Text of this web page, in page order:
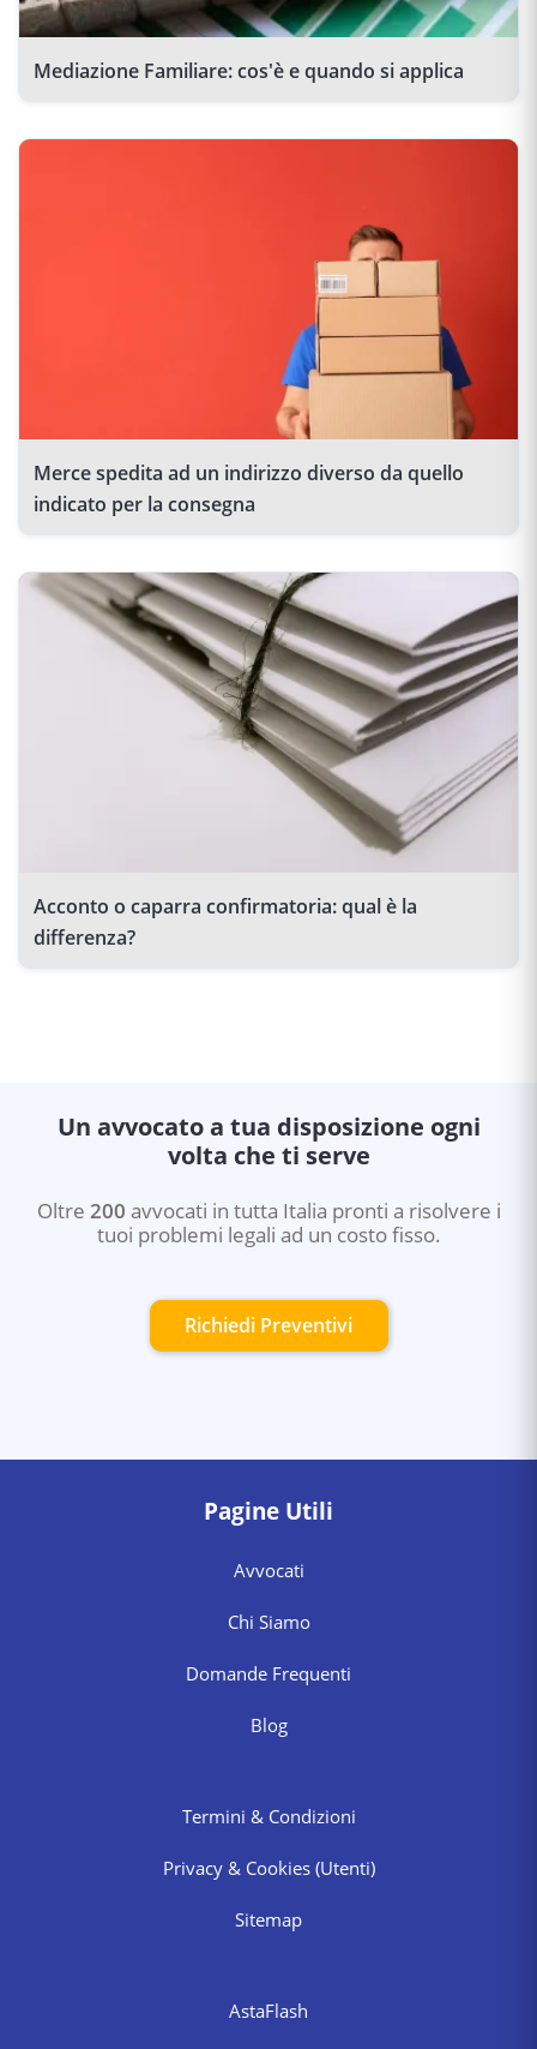
Mediazione Familiare: cos'è e quando si applica
Merce spedita ad un indirizzo diverso da quello
indicato per la consegna
Acconto o caparra confirmatoria: qual è la
differenza?
Un avvocato a tua disposizione ogni
volta che ti serve
Oltre 200 avvocati in tutta Italia pronti a risolvere i
tuoi problemi legali ad un costo fisso.
Richiedi Preventivi
Pagine Utili
Avvocati
Chi Siamo
Domande Frequenti
Blog
Termini & Condizioni
Privacy & Cookies (Utenti)
Sitemap
AstaFlash